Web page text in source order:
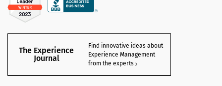
The Experience
Journal
Find innovative ideas about
Experience Management
from the experts